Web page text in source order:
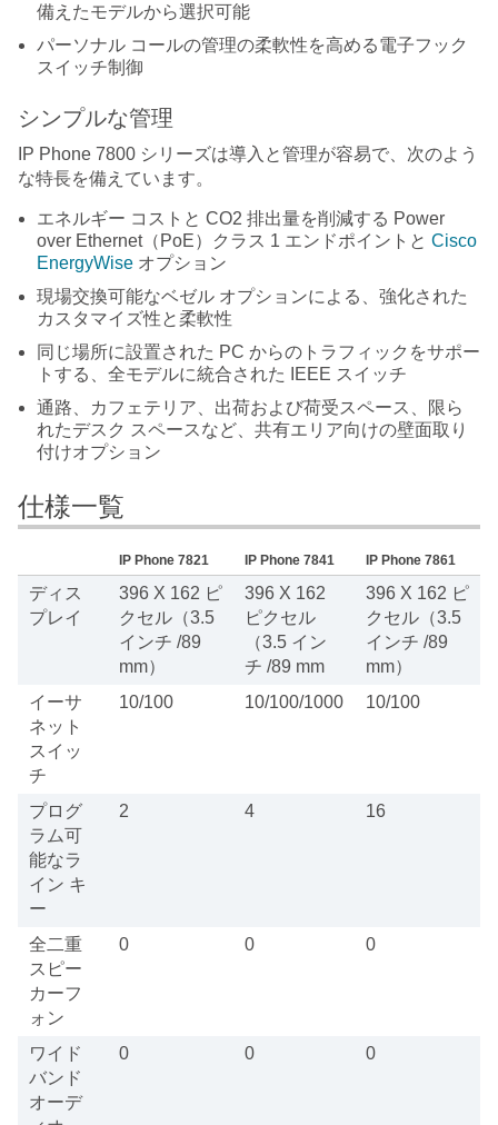
備えたモデルから選択可能
パーソナル コールの管理の柔軟性を高める電子フック
スイッチ制御
シンプルな管理
IP Phone 7800 シリーズは導入と管理が容易で、次のよう
な特長を備えています。
エネルギー コストと CO2 排出量を削減する Power
over Ethernet（PoE）クラス 1 エンドポイントと Cisco
EnergyWise オプション
現場交換可能なベゼル オプションによる、強化された
カスタマイズ性と柔軟性
同じ場所に設置された PC からのトラフィックをサポー
トする、全モデルに統合された IEEE スイッチ
通路、カフェテリア、出荷および荷受スペース、限ら
れたデスク スペースなど、共有エリア向けの壁面取り
付けオプション
仕様一覧
IP Phone 7821 IP Phone 7841 IP Phone 7861
ディス
プレイ
396 X 162 ピ
クセル（3.5
インチ /89
mm）
396 X 162
ピクセル
（3.5 イン
チ /89 mm
396 X 162 ピ
クセル（3.5
インチ /89
mm）
イーサ
ネット
スイッ
チ
10/100 10/100/1000 10/100
プログ
ラム可
能なラ
イン キ
ー
2 4 16
全二重
スピー
カーフ
ォン
0 0 0
ワイド
バンド
オーデ
0 0 0